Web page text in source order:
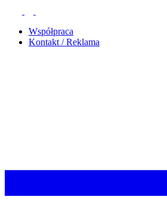
Współpraca
Kontakt / Reklama